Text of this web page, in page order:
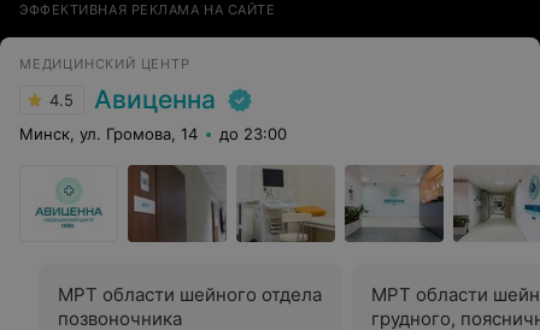
ЭФФЕКТИВНАЯ РЕКЛАМА НА САЙТЕ
МЕДИЦИНСКИЙ ЦЕНТР
4.5 Авиценна
Минск, ул. Громова, 14 до 23:00
МРТ области шейного отдела
позвоночника
МРТ области
грудного,